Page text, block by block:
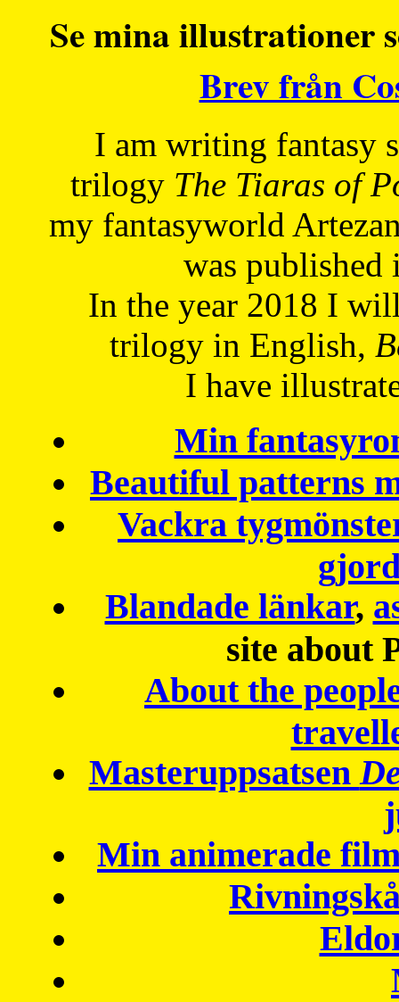
Se mina illustrationer
Brev från
I am writing fantasy
trilogy The Tiaras of
my fantasyworld
was published
In the year 2018 I
trilogy in English,
I have
Min
Beautiful patterns
Vackra
Blandade länkar,
site about
About the
Masteruppsatsen
Min animerade